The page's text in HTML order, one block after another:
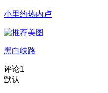
小里约热内卢
黑白歧路
评论1
默认